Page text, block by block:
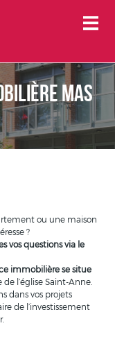
Mas
ou une maison
?
vos questions via le
immobilière se situe
de l’église Saint-Anne.
dans vos projets
de l’investissement